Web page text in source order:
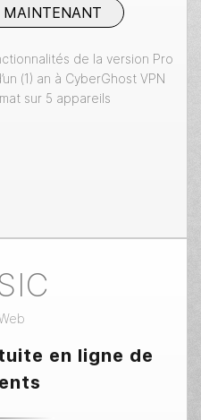
MAINTENANT
de la version Pro
(1) an à CyberGhost VPN
sur 5 appareils
en ligne de